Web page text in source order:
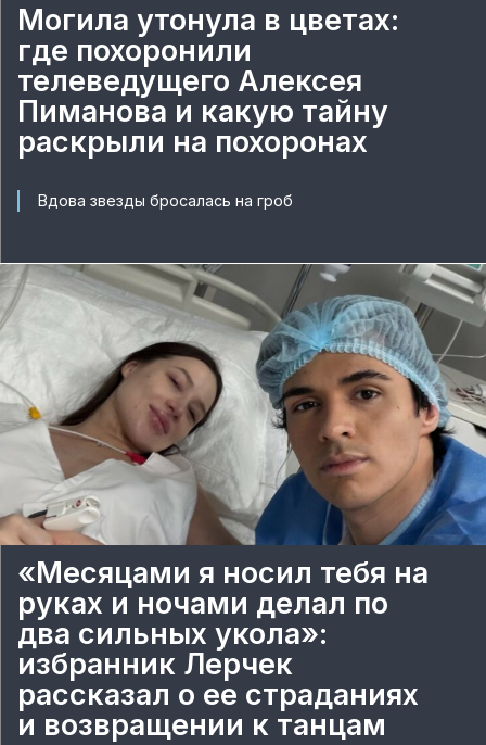
Могила утонула в цветах:
где похоронили
телеведущего Алексея
Пиманова и какую тайну
раскрыли на похоронах
Вдова звезды бросалась на гроб
«Месяцами я носил тебя на
руках и ночами делал по
два сильных укола»:
избранник Лерчек
рассказал о ее страданиях
и возвращении к танцам